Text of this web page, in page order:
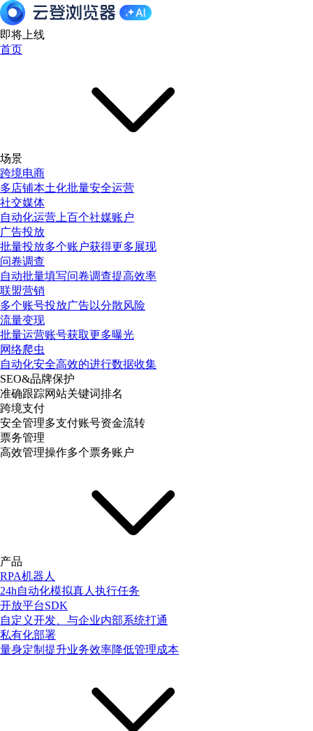
即将上线
首页
场景
跨境电商
多店铺本土化批量安全运营
社交媒体
自动化运营上百个社媒账户
广告投放
批量投放多个账户获得更多展现
问卷调查
自动批量填写问卷调查提高效率
联盟营销
多个账号投放广告以分散风险
流量变现
批量运营账号获取更多曝光
网络爬虫
自动化安全高效的进行数据收集
SEO&品牌保护
准确跟踪网站关键词排名
跨境支付
安全管理多支付账号资金流转
票务管理
高效管理操作多个票务账户
产品
RPA机器人
24h自动化模拟真人执行任务
开放平台SDK
自定义开发、与企业内部系统打通
私有化部署
量身定制提升业务效率降低管理成本